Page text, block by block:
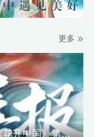
更多
花开中国，芬芳永续——《花开中国》第一季圆满收官